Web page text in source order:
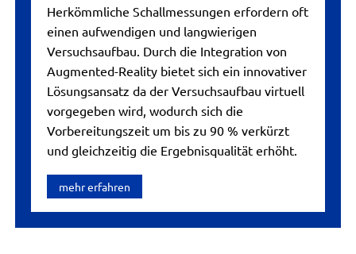
Herkömmliche Schallmessungen erfordern oft
einen aufwendigen und langwierigen
Versuchsaufbau. Durch die Integration von
Augmented-Reality bietet sich ein innovativer
Lösungsansatz da der Versuchsaufbau virtuell
vorgegeben wird, wodurch sich die
Vorbereitungszeit um bis zu 90 % verkürzt
und gleichzeitig die Ergebnisqualität erhöht.
mehr erfahren